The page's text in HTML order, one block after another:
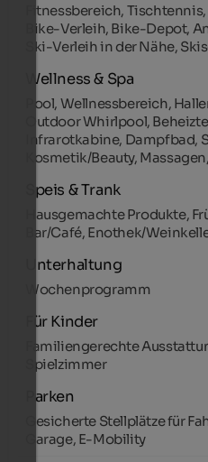
Fitnessbereich,
Bike-Verleih, Bike-Depot,
Ski-Verleih in der Nähe,
Wellness & Spa
Pool, Wellnessbereich,
Outdoor Whirlpool,
Infrarotkabine, Dampfbad,
Kosmetik/Beauty,
Speis & Trank
Hausgemachte Produkte,
Bar/Café, Enothek/
Unterhaltung
Wochenprogramm
Für Kinder
Familiengerechte
Spielzimmer
Parken
Gesicherte Stellplätze für
Garage, E-Mobility